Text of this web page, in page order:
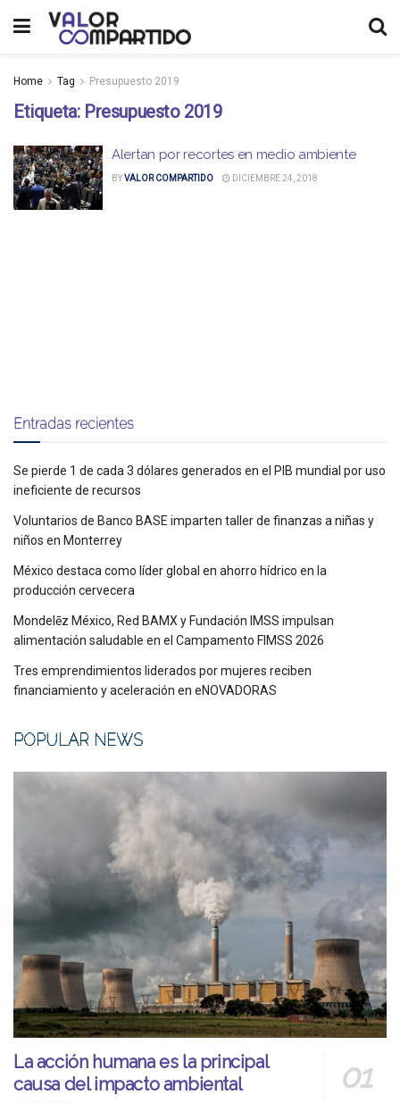
Home Tag Presupuesto 2019
Etiqueta: Presupuesto 2019
Alertan por recortes en medio ambiente
BYVALOR COMPARTIDO DICIEMBRE 24, 2018
Entradas recientes
Se pierde 1 de cada 3 dólares generados en el PIB mundial por uso
ineficiente de recursos
Voluntarios de Banco BASE imparten taller de finanzas a niñas y
niños en Monterrey
México destaca como líder global en ahorro hídrico en la
producción cervecera
Mondelēz México, Red BAMX y Fundación IMSS impulsan
alimentación saludable en el Campamento FIMSS 2026
Tres emprendimientos liderados por mujeres reciben
financiamiento y aceleración en eNOVADORAS
POPULAR NEWS
La acción humana es la principal
causa del impacto ambiental